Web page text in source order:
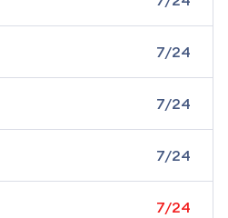
7/24
7/24
7/24
7/24